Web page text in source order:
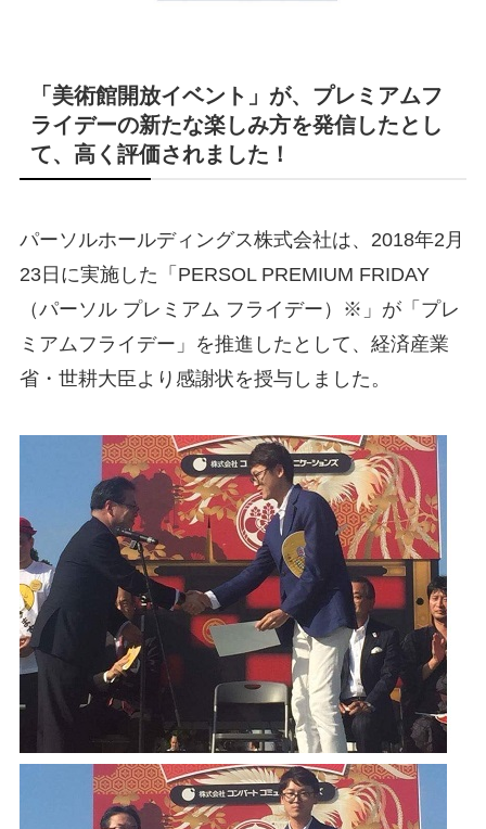
「美術館開放イベント」が、プレミアムフ
ライデーの新たな楽しみ方を発信したとし
て、高く評価されました！
パーソルホールディングス株式会社は、2018年2月
23日に実施した「PERSOL PREMIUM FRIDAY
（パーソル プレミアム フライデー）※」が「プレ
ミアムフライデー」を推進したとして、経済産業
省・世耕大臣より感謝状を授与しました。